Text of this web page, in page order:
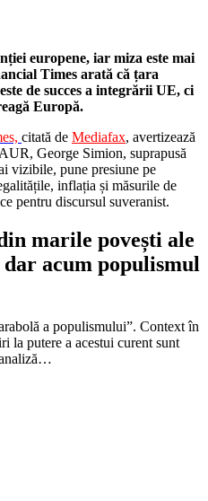
europene, iar miza este mai
Times arată că țara
de succes a integrării UE, ci
Europă.
citată de Mediafax, avertizează
George Simion, suprapusă
vizibile, pune presiune pe
inflația și măsurile de
pentru discursul suveranist.
marile povești ale
acum populismul
a populismului”. Context în
la putere a acestui curent sunt